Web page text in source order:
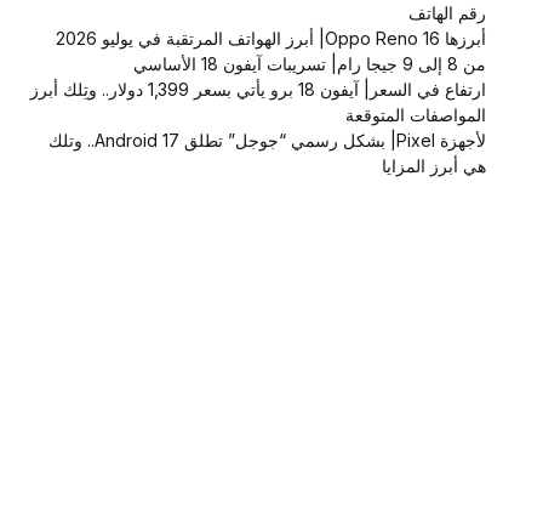
رقم الهاتف
أبرزها Oppo Reno 16| أبرز الهواتف المرتقبة في يوليو 2026
من 8 إلى 9 جيجا رام| تسريبات آيفون 18 الأساسي
ارتفاع في السعر| آيفون 18 برو يأتي بسعر 1,399 دولار.. وتِلك أبرز
المواصفات المتوقعة
لأجهزة Pixel| بشكل رسمي “جوجل” تطلق Android 17.. وتلك
هي أبرز المزايا